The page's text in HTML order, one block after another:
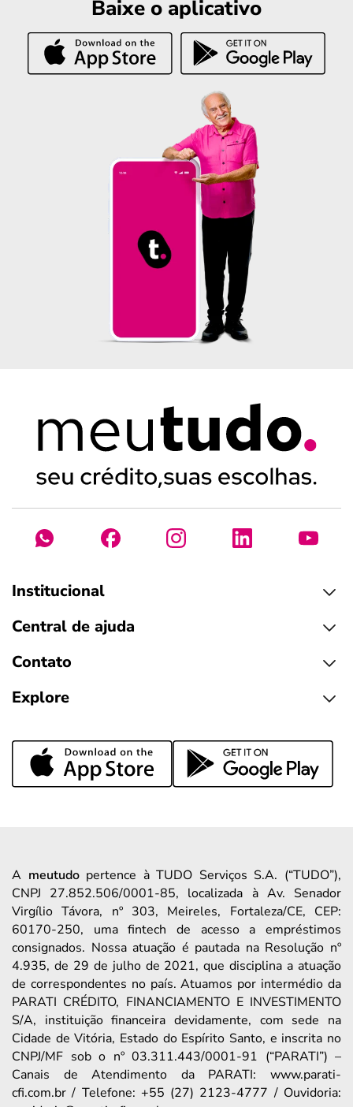
Baixe o aplicativo
Institucional
Central de ajuda
Contato
Explore
A meutudopertence à TUDO Serviços S.A. (“TUDO”),
CNPJ 27.852.506/0001-85, localizada à Av. Senador
Virgílio Távora, nº 303, Meireles, Fortaleza/CE, CEP:
60170-250, uma fintech de acesso a empréstimos
consignados. Nossa atuação é pautada na Resolução nº
4.935, de 29 de julho de 2021, que disciplina a atuação
de correspondentes no país. Atuamos por intermédio da
PARATI CRÉDITO, FINANCIAMENTO E INVESTIMENTO
S/A, instituição financeira devidamente, com sede na
Cidade de Vitória, Estado do Espírito Santo, e inscrita no
CNPJ/MF sob o nº 03.311.443/0001-91 (“PARATI”) –
Canais de Atendimento da PARATI: www.parati-
cfi.com.br / Telefone: +55 (27) 2123-4777 / Ouvidoria: